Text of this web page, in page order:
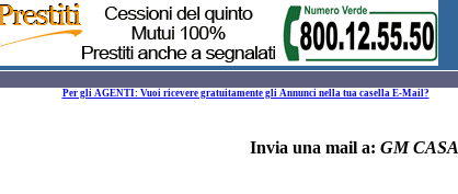
Per gli AGENTI: Vuoi ricevere gratuitamente gli Annunci nella tua casella E-Mail?
Invia una mail a: GM CASA